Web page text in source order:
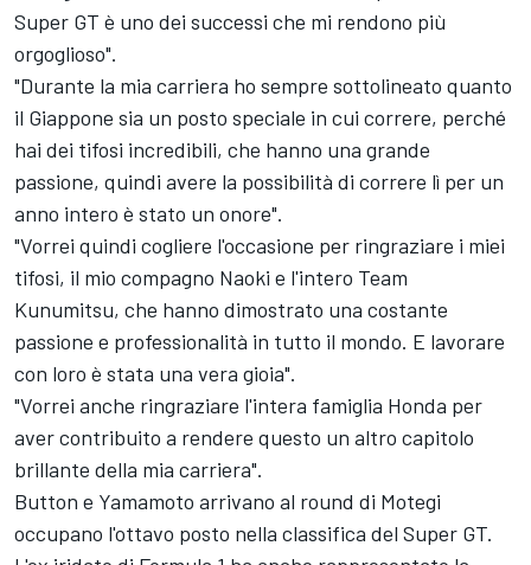
Super GT è uno dei successi che mi rendono più
orgoglioso".
"Durante la mia carriera ho sempre sottolineato quanto
il Giappone sia un posto speciale in cui correre, perché
hai dei tifosi incredibili, che hanno una grande
passione, quindi avere la possibilità di correre lì per un
anno intero è stato un onore".
"Vorrei quindi cogliere l'occasione per ringraziare i miei
tifosi, il mio compagno Naoki e l'intero Team
Kunumitsu, che hanno dimostrato una costante
passione e professionalità in tutto il mondo. E lavorare
con loro è stata una vera gioia".
"Vorrei anche ringraziare l'intera famiglia Honda per
aver contribuito a rendere questo un altro capitolo
brillante della mia carriera".
Button e Yamamoto arrivano al round di Motegi
occupano l'ottavo posto nella classifica del Super GT.